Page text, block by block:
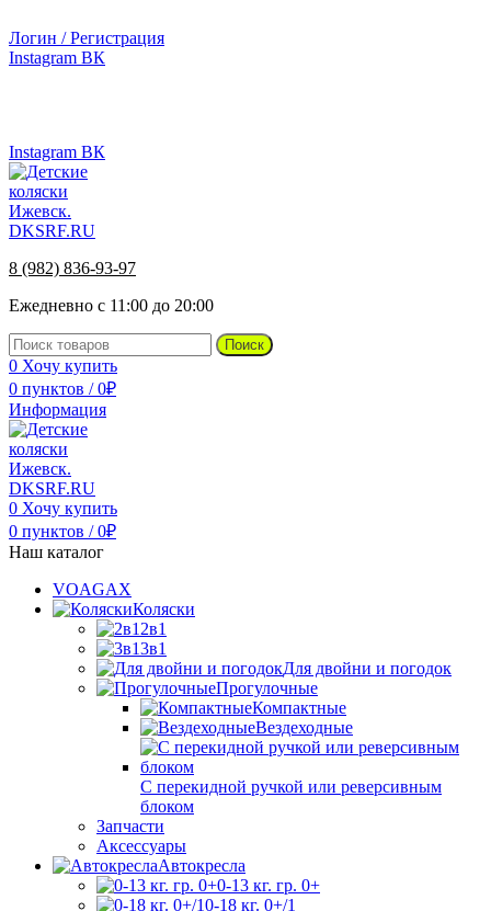
Логин / Регистрация
Instagram ВК
Instagram ВК
8 (982) 836-93-97
Ежедневно с 11:00 до 20:00
Поиск
0 Хочу купить
0 пунктов / 0₽
Информация
0 Хочу купить
0 пунктов / 0₽
Наш каталог
VOAGAX
Коляски
2в1
3в1
Для двойни и погодок
Прогулочные
Компактные
Вездеходные
С перекидной ручкой или реверсивным
блоком
Запчасти
Аксессуары
Автокресла
0-13 кг. гр. 0+
0-18 кг. 0+/1